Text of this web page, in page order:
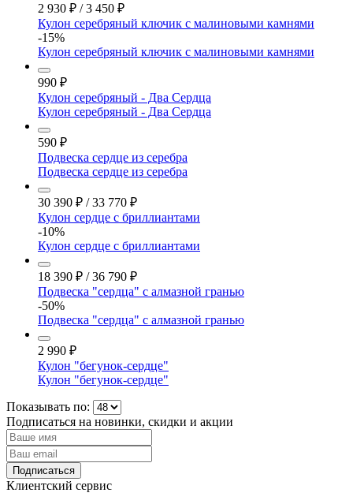
2 930 ₽ / 3 450 ₽
Кулон серебряный ключик с малиновыми камнями
-15%
Кулон серебряный ключик с малиновыми камнями
990 ₽
Кулон серебряный - Два Сердца
Кулон серебряный - Два Сердца
590 ₽
Подвеска сердце из серебра
Подвеска сердце из серебра
30 390 ₽ / 33 770 ₽
Кулон сердце с бриллиантами
-10%
Кулон сердце с бриллиантами
18 390 ₽ / 36 790 ₽
Подвеска "сердца" с алмазной гранью
-50%
Подвеска "сердца" с алмазной гранью
2 990 ₽
Кулон "бегунок-сердце"
Кулон "бегунок-сердце"
Показывать по:
Подписаться на новинки, скидки и акции
Подписаться
Клиентский сервис